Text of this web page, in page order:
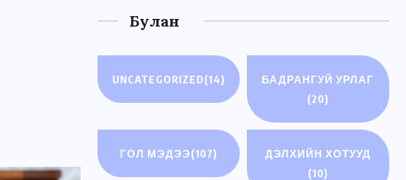
Булан
UNCATEGORIZED(14)
БАДРАНГУЙ УРЛАГ
(20)
ГОЛ МЭДЭЭ(107)
ДЭЛХИЙН ХОТУУД
(10)